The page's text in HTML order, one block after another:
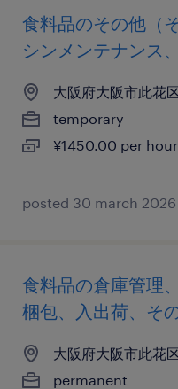
食料品のその他（
シンメンテナンス
大阪府大阪市此花
temporary
¥1450.00 per hour
posted 30 march 2026
食料品の倉庫管理
梱包、入出荷、そ
大阪府大阪市此花
permanent